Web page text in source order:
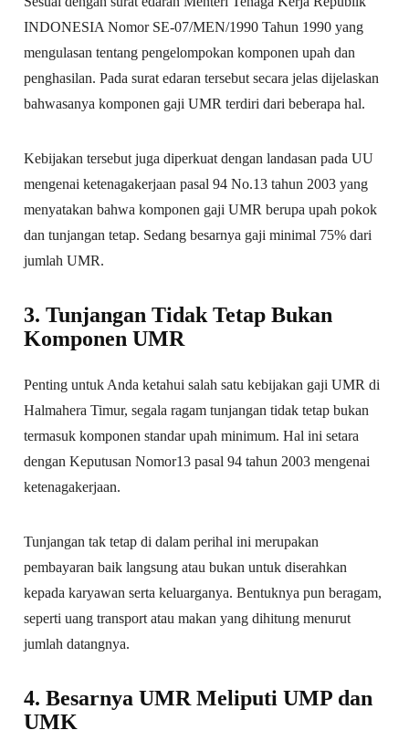
INDONESIA Nomor SE-07/MEN/1990 Tahun 1990 yang
mengulasan tentang pengelompokan komponen upah dan
penghasilan. Pada surat edaran tersebut secara jelas dijelaskan
bahwasanya komponen gaji UMR terdiri dari beberapa hal.
Kebijakan tersebut juga diperkuat dengan landasan pada UU
mengenai ketenagakerjaan pasal 94 No.13 tahun 2003 yang
menyatakan bahwa komponen gaji UMR berupa upah pokok
dan tunjangan tetap. Sedang besarnya gaji minimal 75% dari
jumlah UMR.
3. Tunjangan Tidak Tetap Bukan
Komponen UMR
Penting untuk Anda ketahui salah satu kebijakan gaji UMR di
Halmahera Timur, segala ragam tunjangan tidak tetap bukan
termasuk komponen standar upah minimum. Hal ini setara
dengan Keputusan Nomor13 pasal 94 tahun 2003 mengenai
ketenagakerjaan.
Tunjangan tak tetap di dalam perihal ini merupakan
pembayaran baik langsung atau bukan untuk diserahkan
kepada karyawan serta keluarganya. Bentuknya pun beragam,
seperti uang transport atau makan yang dihitung menurut
jumlah datangnya.
4. Besarnya UMR Meliputi UMP dan
UMK